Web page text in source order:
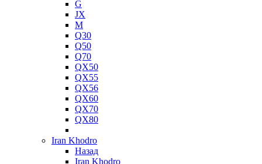
G
JX
M
Q30
Q50
Q70
QX50
QX55
QX56
QX60
QX70
QX80
Iran Khodro
Назад
Iran Khodro